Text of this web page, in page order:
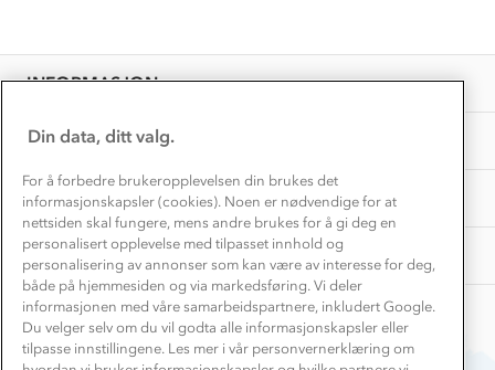
INFORMASJON
Presse
OM OSS
Samarbeide med oss?
TIPS OG RÅD
Store størrelser
Turmat oppskrifter
Beredskap
AKTIVITETER
Overnatte utendørs⛺
Leirskole 🥾
Barnehageansatt
Tips til hyttetur
Din data, ditt valg.
For å forbedre brukeropplevelsen din brukes det
informasjonskapsler (cookies). Noen er nødvendige for at
nettsiden skal fungere, mens andre brukes for å gi deg en
personalisert opplevelse med tilpasset innhold og
personalisering av annonser som kan være av interesse for deg,
både på hjemmesiden og via markedsføring. Vi deler
informasjonen med våre samarbeidspartnere, inkludert Google.
Du velger selv om du vil godta alle informasjonskapsler eller
tilpasse innstillingene. Les mer i vår personvernerklæring om